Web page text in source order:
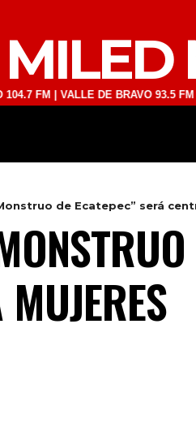
MILED
| VALLE DE BRAVO 93.5 FM |
de Ecatepec” será